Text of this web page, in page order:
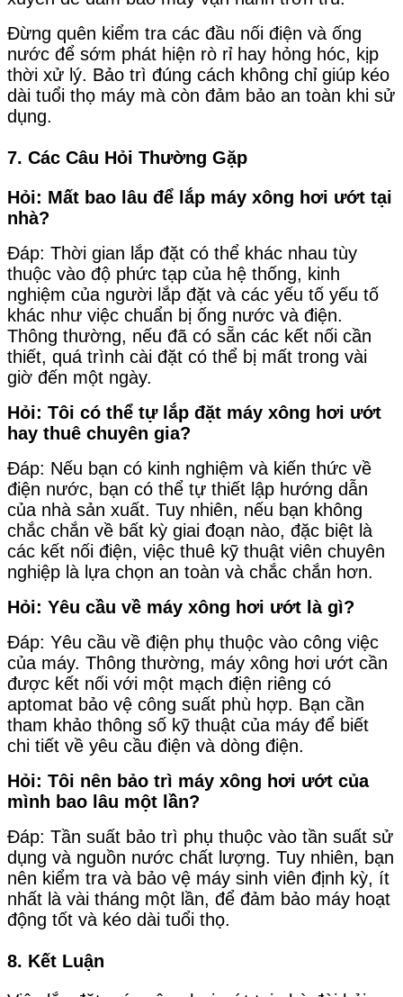
Đừng quên kiểm tra các đầu nối điện và ống
nước để sớm phát hiện rò rỉ hay hỏng hóc, kịp
thời xử lý. Bảo trì đúng cách không chỉ giúp kéo
dài tuổi thọ máy mà còn đảm bảo an toàn khi sử
dụng.
7. Các Câu Hỏi Thường Gặp
Hỏi: Mất bao lâu để lắp máy xông hơi ướt tại
nhà?
Đáp: Thời gian lắp đặt có thể khác nhau tùy
thuộc vào độ phức tạp của hệ thống, kinh
nghiệm của người lắp đặt và các yếu tố yếu tố
khác như việc chuẩn bị ống nước và điện.
Thông thường, nếu đã có sẵn các kết nối cần
thiết, quá trình cài đặt có thể bị mất trong vài
giờ đến một ngày.
Hỏi: Tôi có thể tự lắp đặt máy xông hơi ướt
hay thuê chuyên gia?
Đáp: Nếu bạn có kinh nghiệm và kiến ​​thức về
điện nước, bạn có thể tự thiết lập hướng dẫn
của nhà sản xuất. Tuy nhiên, nếu bạn không
chắc chắn về bất kỳ giai đoạn nào, đặc biệt là
các kết nối điện, việc thuê kỹ thuật viên chuyên
nghiệp là lựa chọn an toàn và chắc chắn hơn.
Hỏi: Yêu cầu về máy xông hơi ướt là gì?
Đáp: Yêu cầu về điện phụ thuộc vào công việc
của máy. Thông thường, máy xông hơi ướt cần
được kết nối với một mạch điện riêng có
aptomat bảo vệ công suất phù hợp. Bạn cần
tham khảo thông số kỹ thuật của máy để biết
chi tiết về yêu cầu điện và dòng điện.
Hỏi: Tôi nên bảo trì máy xông hơi ướt của
mình bao lâu một lần?
Đáp: Tần suất bảo trì phụ thuộc vào tần suất sử
dụng và nguồn nước chất lượng. Tuy nhiên, bạn
nên kiểm tra và bảo vệ máy sinh viên định kỳ, ít
nhất là vài tháng một lần, để đảm bảo máy hoạt
động tốt và kéo dài tuổi thọ.
8. Kết Luận